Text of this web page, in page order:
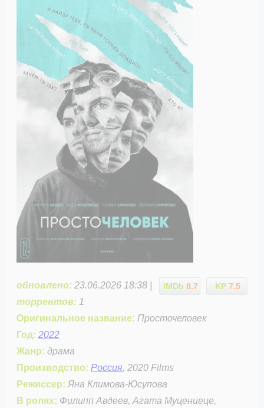
KP 7.5
IMDb 8.7
обновлено: 23.06.2026 18:38 |
торрентов: 1
Оригинальное название: Просточеловек
Год: 2022
Жанр: драма
Производство: Россия, 2020 Films
Режиссер: Яна Климова-Юсупова
В ролях: Филипп Авдеев, Агата Муцениеце,